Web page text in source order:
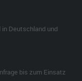
Deutschland und
bis zum Einsatz